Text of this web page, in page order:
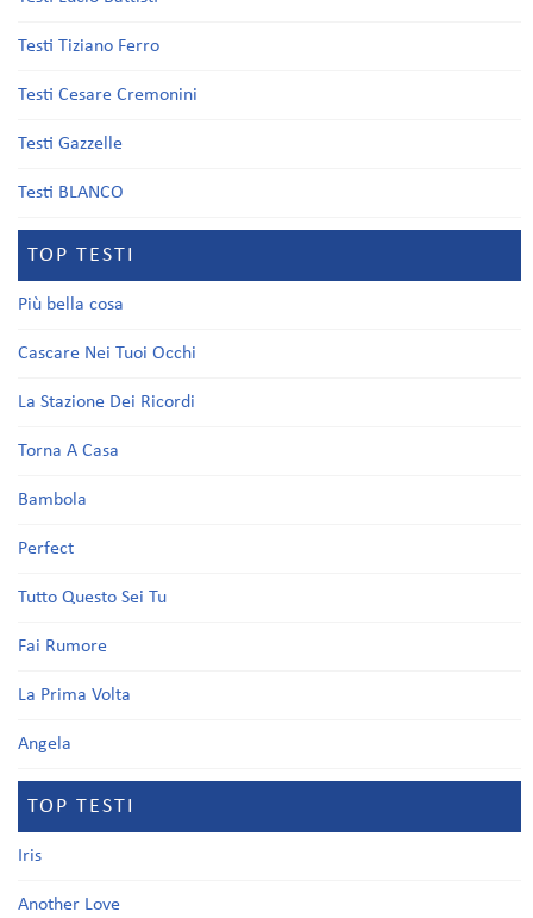
Testi Tiziano Ferro
Testi Cesare Cremonini
Testi Gazzelle
Testi BLANCO
TOP TESTI
Più bella cosa
Cascare Nei Tuoi Occhi
La Stazione Dei Ricordi
Torna A Casa
Bambola
Perfect
Tutto Questo Sei Tu
Fai Rumore
La Prima Volta
Angela
TOP TESTI
Iris
Another Love